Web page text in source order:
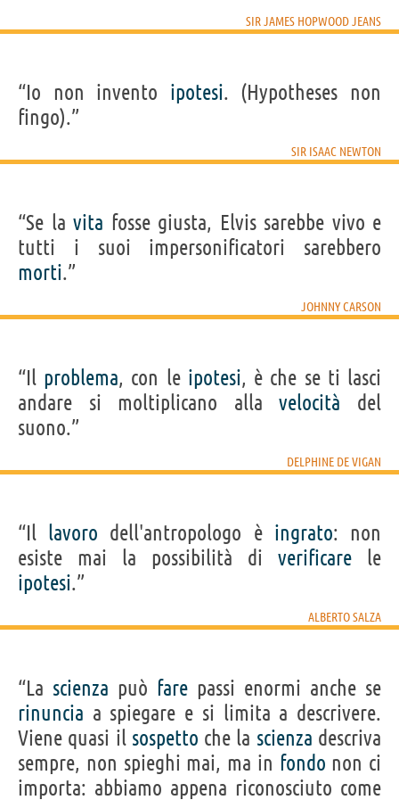
SIR JAMES HOPWOOD JEANS
“Io non invento ipotesi. (Hypotheses non
fingo).”
SIR ISAAC NEWTON
“Se la vita fosse giusta, Elvis sarebbe vivo e
tutti i suoi impersonificatori sarebbero
morti.”
JOHNNY CARSON
“Il problema, con le ipotesi, è che se ti lasci
andare si moltiplicano allavelocità del
suono.”
DELPHINE DE VIGAN
“Il lavoro dell'antropologo è ingrato: non
esiste mai la possibilità di verificare le
ipotesi.”
ALBERTO SALZA
“La scienza può fare passi enormi anche se
rinuncia a spiegare e si limita a descrivere.
Viene quasi il sospetto che la scienza descriva
sempre, non spieghi mai, ma in fondo non ci
importa: abbiamo appena riconosciuto come